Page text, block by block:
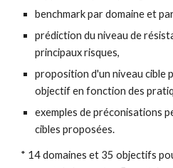
benchmark par domaine et
prédiction du niveau de
principaux risques,
proposition d'un niveau cible
objectif en fonction des
exemples de préconisations
cibles proposées.
* 14 domaines et 35 objectifs